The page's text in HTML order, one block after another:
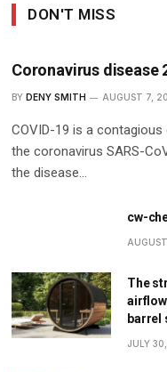
DON'T MISS
Coronavirus disease
BY DENY SMITH AUGUST 7,
COVID-19 is a
the coronavirus SARS-
the disease…
cw-
The
barrel
JULY